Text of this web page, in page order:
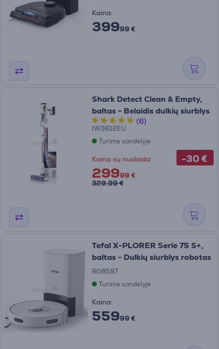
Kaina:
39999 €
-30 €
Shark Detect Clean & Empty,
baltas - Belaidis dulkių siurblys
(6)
IW3612EU
Turime sandėlyje
Kaina su nuolaida
29999 €
329.99 €
Tefal X-PLORER Serie 75 S+,
baltas - Dulkių siurblys robotas
RG8597
Turime sandėlyje
Kaina:
55999 €